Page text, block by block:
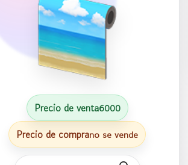
Precio de venta6000
Precio de comprano se vende